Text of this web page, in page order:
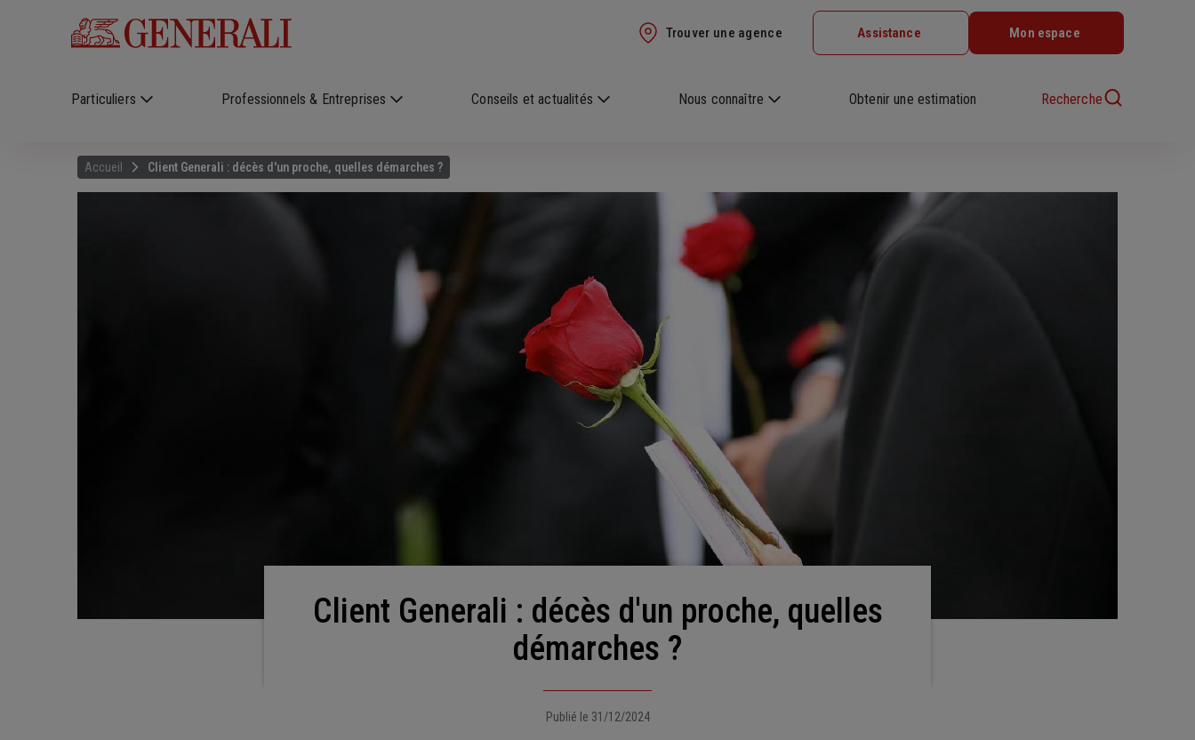
Trouver une agence Assistance Mon espace
Particuliers Professionnels & Entreprises Conseils et actualités Nous connaître Obtenir une estimation Recherche
Accueil Client Generali : décès d'un proche, quelles démarches ?
Client Generali : décès d'un proche, quelles
démarches ?
Publié le 31/12/2024